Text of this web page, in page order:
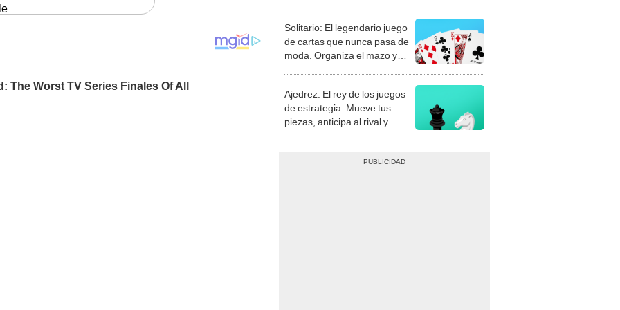
Solitario: El legendario juego
de cartas que nunca pasa de
moda. Organiza el mazo y
Ajedrez: El rey de los juegos
de estrategia. Mueve tus
piezas, anticipa al rival y